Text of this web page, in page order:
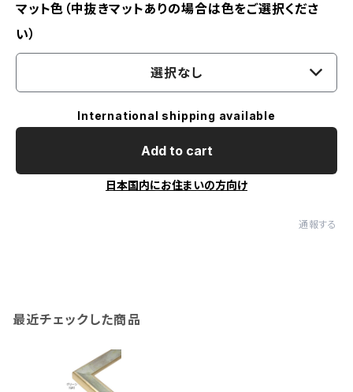
マット色（中抜きマットありの場合は色をご選択くださ
い）
選択なし
International shipping available
Add to cart
日本国内にお住まいの方向け
通報する
最近チェックした商品